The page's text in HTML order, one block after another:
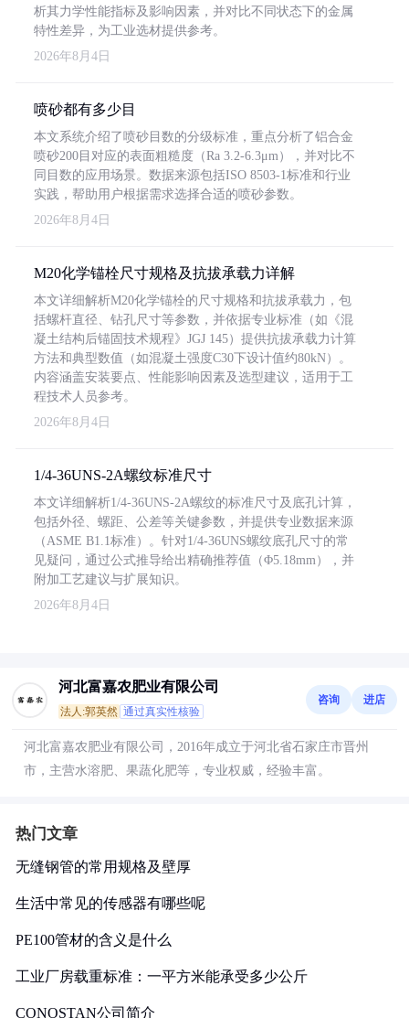
析其力学性能指标及影响因素，并对比不同状态下的金属
特性差异，为工业选材提供参考。
2026年8月4日
喷砂都有多少目
本文系统介绍了喷砂目数的分级标准，重点分析了铝合金
喷砂200目对应的表面粗糙度（Ra 3.2-6.3μm），并对比不
同目数的应用场景。数据来源包括ISO 8503-1标准和行业
实践，帮助用户根据需求选择合适的喷砂参数。
2026年8月4日
M20化学锚栓尺寸规格及抗拔承载力详解
本文详细解析M20化学锚栓的尺寸规格和抗拔承载力，包
括螺杆直径、钻孔尺寸等参数，并依据专业标准（如《混
凝土结构后锚固技术规程》JGJ 145）提供抗拔承载力计算
方法和典型数值（如混凝土强度C30下设计值约80kN）。
内容涵盖安装要点、性能影响因素及选型建议，适用于工
程技术人员参考。
2026年8月4日
1/4-36UNS-2A螺纹标准尺寸
本文详细解析1/4-36UNS-2A螺纹的标准尺寸及底孔计算，
包括外径、螺距、公差等关键参数，并提供专业数据来源
（ASME B1.1标准）。针对1/4-36UNS螺纹底孔尺寸的常
见疑问，通过公式推导给出精确推荐值（Φ5.18mm），并
附加工艺建议与扩展知识。
2026年8月4日
河北富嘉农肥业有限公司
法人:郭英然 通过真实性核验
咨询 进店
河北富嘉农肥业有限公司，2016年成立于河北省石家庄市晋州
市，主营水溶肥、果蔬化肥等，专业权威，经验丰富。
热门文章
无缝钢管的常用规格及壁厚
生活中常见的传感器有哪些呢
PE100管材的含义是什么
工业厂房载重标准：一平方米能承受多少公斤
CONOSTAN公司简介